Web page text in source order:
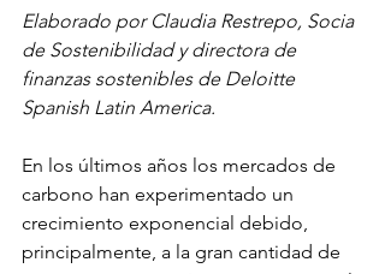
Elaborado por Claudia Restrepo, Socia
de Sostenibilidad y directora de
finanzas sostenibles de Deloitte
Spanish Latin America.
En los últimos años los mercados de
carbono han experimentado un
crecimiento exponencial debido,
principalmente, a la gran cantidad de